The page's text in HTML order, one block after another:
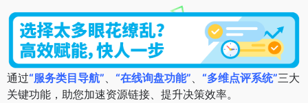
通过“服务类目导航”、 “在线询盘功能”、 “多维点评系统”三大
关键功能，助您加速资源链接、提升决策效率。